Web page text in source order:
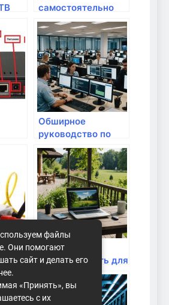
самостоятельно
подключить и
настроить роутер
на даче: пошаговое
руководство
Обширное
руководство по
сетевым
проекторным
системам
их
Какой роутер
лучше выбрать для
большой дачи:
Полное
руководство
файлы
Они помогают
сайт и делать его
«Принять», вы
с их